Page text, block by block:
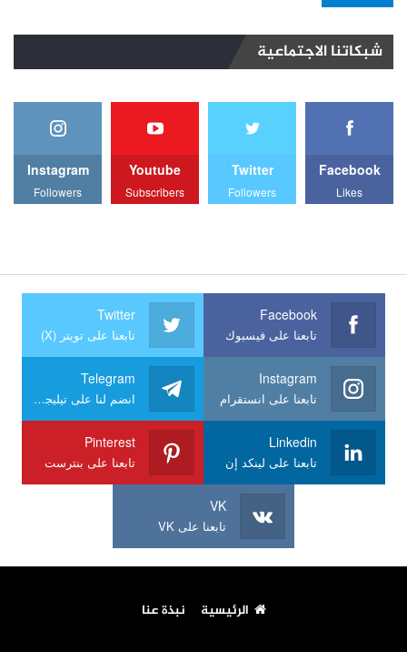
شبكاتنا الاجتماعية
Facebook
Likes
Twitter
Followers
Youtube
Subscribers
Instagram
Followers
Facebook
تابعنا على فيسبوك
Twitter
تابعنا على تويتر (X)
Instagram
تابعنا على انستقرام
Telegram
انضم لنا على تيليجرام
Linkedin
تابعنا على لينكد إن
Pinterest
تابعنا على بنترست
VK
تابعنا على VK
الرئيسية نبذة عنا